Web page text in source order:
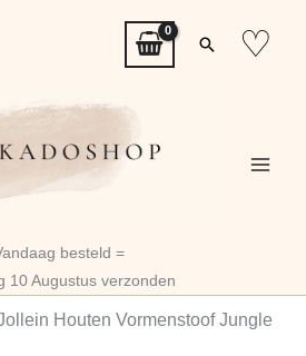
Zoeken
♡
besteld =
10 Augustus verzonden
Houten Vormenstoof Jungle